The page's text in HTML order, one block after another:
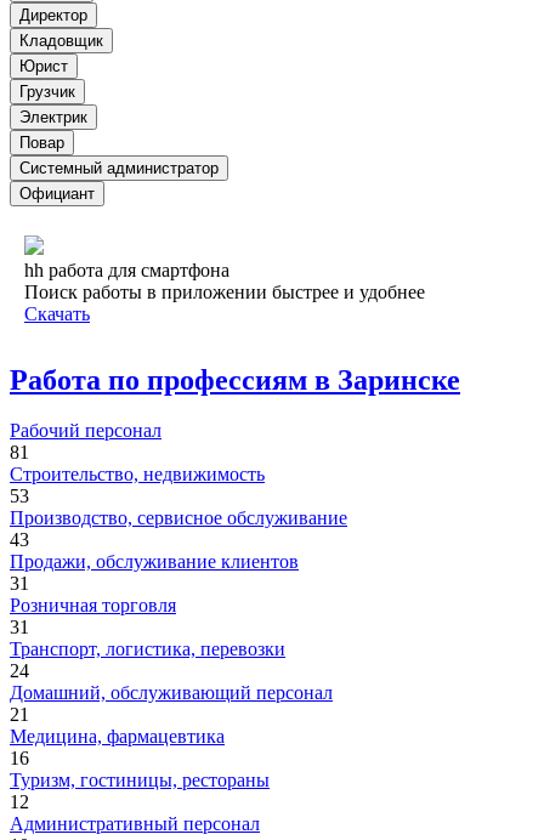
Директор
Кладовщик
Юрист
Грузчик
Электрик
Повар
Системный администратор
Официант
hh работа для смартфона
Поиск работы в приложении быстрее и удобнее
Скачать
Работа по профессиям в Заринске
Рабочий персонал
81
Строительство, недвижимость
53
Производство, сервисное обслуживание
43
Продажи, обслуживание клиентов
31
Розничная торговля
31
Транспорт, логистика, перевозки
24
Домашний, обслуживающий персонал
21
Медицина, фармацевтика
16
Туризм, гостиницы, рестораны
12
Административный персонал